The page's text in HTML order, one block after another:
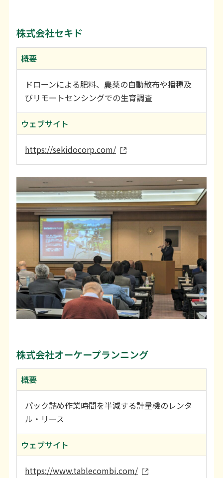
株式会社セキド
概要
ドローンによる肥料、農薬の自動散布や播種及
びリモートセンシングでの生育調査
ウェブサイト
https://sekidocorp.com/
株式会社オーケープランニング
概要
パック詰め作業時間を半減する計量機のレンタ
ル・リース
ウェブサイト
https://www.tablecombi.com/